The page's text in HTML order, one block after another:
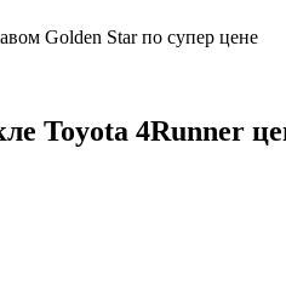
Golden Star по супер цене
Toyota 4Runner